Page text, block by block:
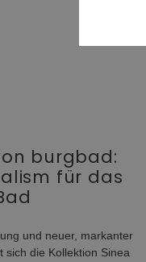
burgbad:
für das
und neuer, markanter
sich die Kollektion Sinea